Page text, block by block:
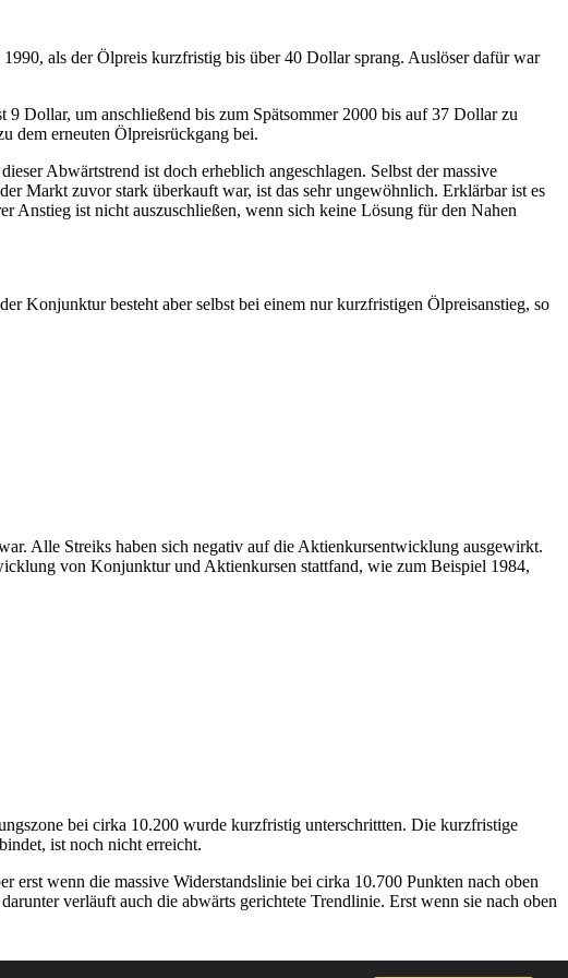
als der Ölpreis kurzfristig bis über 40 Dollar sprang. Auslöser dafür war
Dollar, um anschließend bis zum Spätsommer 2000 bis auf 37 Dollar zu
dem erneuten Ölpreisrückgang bei.
Abwärtstrend ist doch erheblich angeschlagen. Selbst der massive
Markt zuvor stark überkauft war, ist das sehr ungewöhnlich. Erklärbar ist es
Anstieg ist nicht auszuschließen, wenn sich keine Lösung für den Nahen
Konjunktur besteht aber selbst bei einem nur kurzfristigen Ölpreisanstieg, so
Alle Streiks haben sich negativ auf die Aktienkursentwicklung ausgewirkt.
von Konjunktur und Aktienkursen stattfand, wie zum Beispiel 1984,
bei cirka 10.200 wurde kurzfristig unterschrittten. Die kurzfristige
ist noch nicht erreicht.
wenn die massive Widerstandslinie bei cirka 10.700 Punkten nach oben
verläuft auch die abwärts gerichtete Trendlinie. Erst wenn sie nach oben